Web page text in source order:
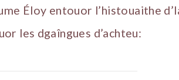
Éloy entouor l’histouaithe
les dgaîngues d’achteu: